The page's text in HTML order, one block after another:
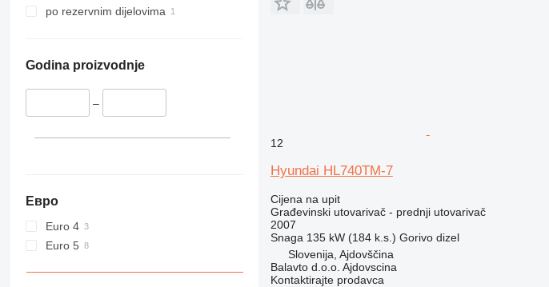
972
982
992
po rezervnim dijelovima
Godina proizvodnje
–
Евро
Euro 4
Euro 5
12
Hyundai HL740TM-7
Cijena na upit
Građevinski utovarivač - prednji utovarivač
2007
Snaga 135 kW (184 k.s.) Gorivo dizel
Slovenija, Ajdovščina
Balavto d.o.o. Ajdovscina
Kontaktirajte prodavca